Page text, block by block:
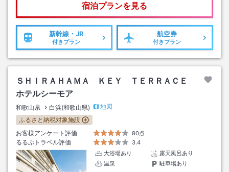
宿泊プランを見る
新幹線・JR
付きプラン
航空券
付きプラン
ＳＨＩＲＡＨＡＭＡ ＫＥＹ ＴＥＲＲＡＣＥ
ホテルシーモア
和歌山県 白浜(和歌山県)
地図
ふるさと納税対象施設
お客様アンケート評価
80点
るるぶトラベル評価
3.4
大浴場あり
露天風呂あり
温泉
駐車場あり